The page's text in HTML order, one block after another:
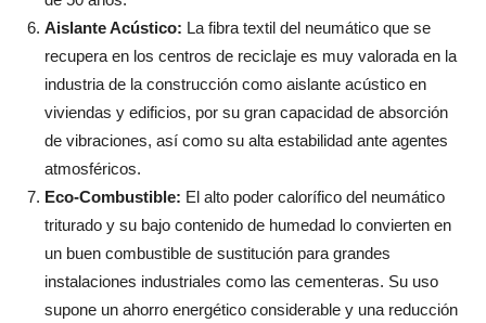
Aislante Acústico: La fibra textil del neumático que se
recupera en los centros de reciclaje es muy valorada en la
industria de la construcción como aislante acústico en
viviendas y edificios, por su gran capacidad de absorción
de vibraciones, así como su alta estabilidad ante agentes
atmosféricos.
Eco-Combustible: El alto poder calorífico del neumático
triturado y su bajo contenido de humedad lo convierten en
un buen combustible de sustitución para grandes
instalaciones industriales como las cementeras. Su uso
supone un ahorro energético considerable y una reducción